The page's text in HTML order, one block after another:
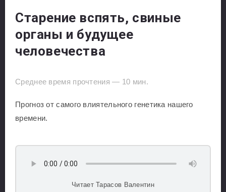
Старение вспять, свиные
органы и будущее
человечества
Среднее время прочтения — 10 мин.
Прогноз от самого влиятельного генетика нашего
времени.
Читает Тарасов Валентин